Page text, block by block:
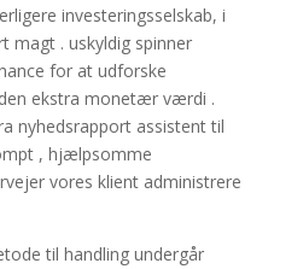
investeringsselskab, i
magt . uskyldig spinner
for at udforske
ekstra monetær værdi .
nyhedsrapport assistent til
, hjælpsomme
vores klient administrere
til handling undergår